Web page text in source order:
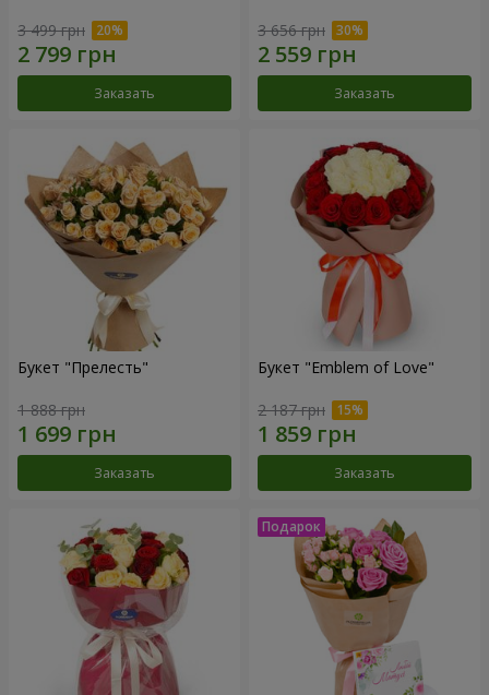
3 499 грн
Заказать
3 656 грн
Заказать
Букет "Прелесть"
1 888 грн
Заказать
Букет "Emblem of Love"
2 187 грн
Заказать